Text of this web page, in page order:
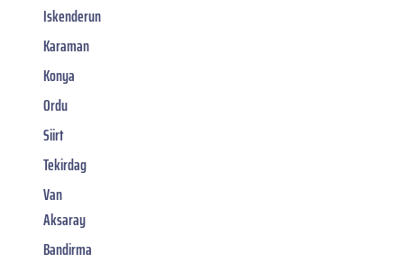
Iskenderun
Karaman
Konya
Ordu
Siirt
Tekirdag
Van
Aksaray
Bandirma